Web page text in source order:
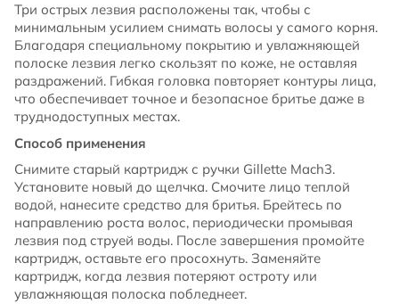
Три острых лезвия расположены так, чтобы с
минимальным усилием снимать волосы у самого корня.
Благодаря специальному покрытию и увлажняющей
полоске лезвия легко скользят по коже, не оставляя
раздражений. Гибкая головка повторяет контуры лица,
что обеспечивает точное и безопасное бритье даже в
труднодоступных местах.
Способ применения
Снимите старый картридж с ручки Gillette Mach3.
Установите новый до щелчка. Смочите лицо теплой
водой, нанесите средство для бритья. Брейтесь по
направлению роста волос, периодически промывая
лезвия под струей воды. После завершения промойте
картридж, оставьте его просохнуть. Заменяйте
картридж, когда лезвия потеряют остроту или
увлажняющая полоска побледнеет.